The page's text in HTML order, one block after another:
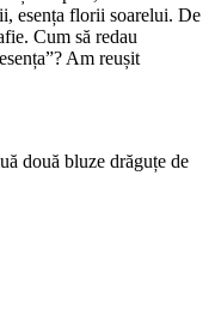
esența florii soarelui. De
Cum să redau
Am reușit
două bluze drăguțe de